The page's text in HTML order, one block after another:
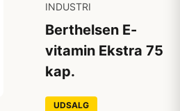
INDUSTRI
Berthelsen E-
vitamin Ekstra 75
kap.
UDSALG